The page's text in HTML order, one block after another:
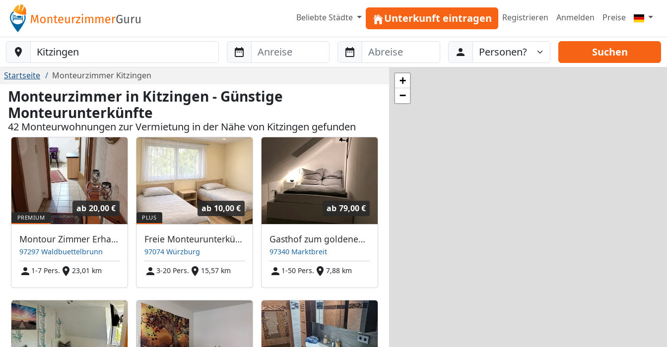
Beliebte Städte Unterkunft eintragen Registrieren Anmelden Preise
Baustelle-Location Anreise Abreise Abreise
Personen Suchen
Startseite Monteurzimmer Kitzingen
Monteurzimmer in Kitzingen - Günstige
Monteurunterkünfte
42 Monteurwohnungen zur Vermietung in der Nähe von Kitzingen gefunden
ab 20,00 €
Montour Zimmer Erhardt
97297 Waldbuettelbrunn
1-7 Pers.
23,01 km
ab 10,00 €
Freie Monteurunterkünfte in Würzburg – JETZT anrufen! Wir sprechen auch Polnisch
97074 Würzburg
3-20 Pers.
15,57 km
ab 79,00 €
Gasthof zum goldenen Schiff
97340 Marktbreit
1-50 Pers.
7,88 km
+
−